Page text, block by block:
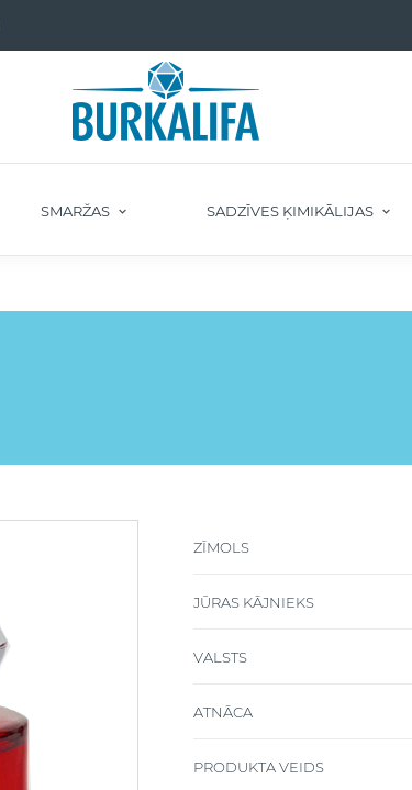
SMARŽAS SADZĪVES ĶIMIKĀLIJAS
ZĪMOLS
JŪRAS KĀJNIEKS
VALSTS
ATNĀCA
PRODUKTA VEIDS